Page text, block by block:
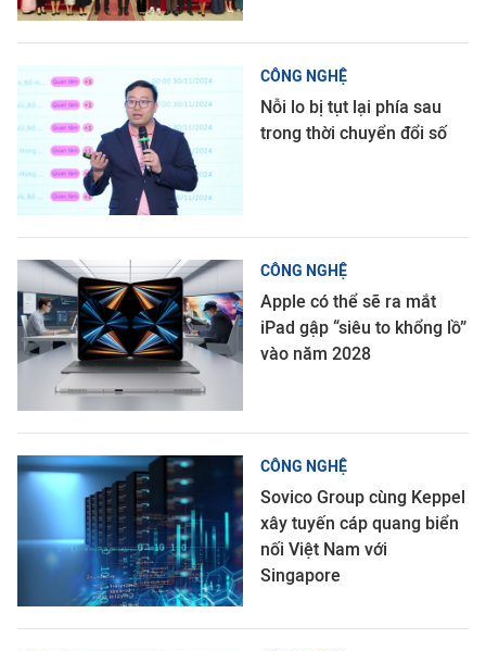
CÔNG NGHỆ
Nỗi lo bị tụt lại phía sau
trong thời chuyển đổi số
CÔNG NGHỆ
Apple có thể sẽ ra mắt
iPad gập “siêu to khổng lồ”
vào năm 2028
CÔNG NGHỆ
Sovico Group cùng Keppel
xây tuyến cáp quang biển
nối Việt Nam với
Singapore